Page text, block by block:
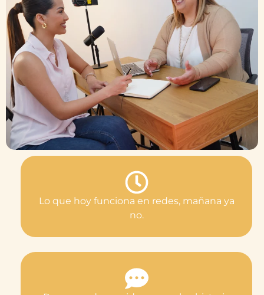
Lo que hoy funciona en redes, mañana ya
no.